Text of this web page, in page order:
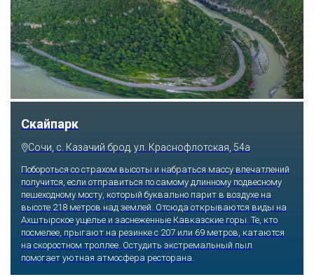
Скайпарк
Сочи, с. Казачий брод, ул. Краснофлотская, 54а
Побороться со страхом высоты и набраться массу впечатлений
получится, если отправиться по самому длинному подвесному
пешеходному мосту, который буквально парит в воздухе на
высоте 218 метров над землей. Отсюда открываются виды на
Ахштырское ущелье и заснеженные Кавказские горы. Те, кто
посмелее, прыгают на резинке с 207 или 69 метров, катаются
на скоростном троллее. Остудить экстремальный пыл
помогает уютная атмосфера ресторана.